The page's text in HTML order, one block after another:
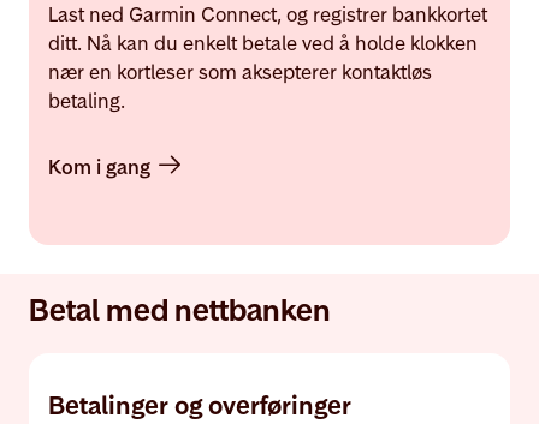
Last ned Garmin Connect, og registrer bankkortet
ditt. Nå kan du enkelt betale ved å holde klokken
nær en kortleser som aksepterer kontaktløs
betaling.
Kom i gang
Betal med nettbanken
Betalinger og overføringer